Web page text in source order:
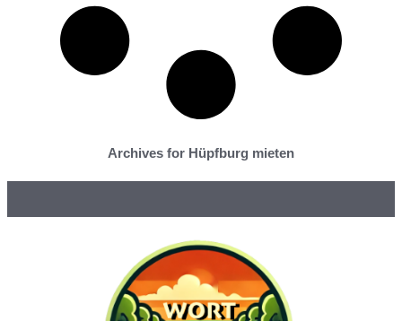
Archives for Hüpfburg mieten